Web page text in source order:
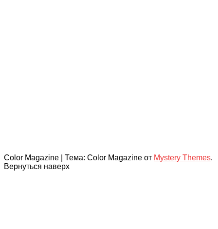
Color Magazine Тема: Color Magazine от Mystery Themes.
Вернуться наверх